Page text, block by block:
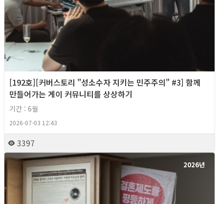
[192호][커버스토리 "성소수자 지키는 민주주의" #3] 함께
만들어가는 게이 커뮤니티를 상상하기
기간 : 6월
2026-07-03 12:43
3397
2026년